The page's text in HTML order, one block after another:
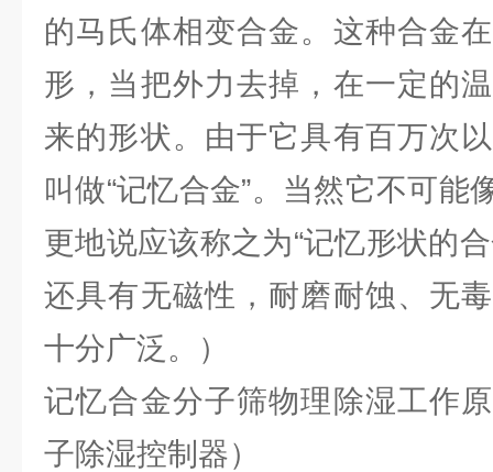
的马氏体相变合金。这种合金
形，当把外力去掉，在一定的
来的形状。由于它具有百万次
叫做“记忆合金”。当然它不可能
更地说应该称之为“记忆形状的
还具有无磁性，耐磨耐蚀、无
十分广泛。）
记忆合金分子筛物理除湿工作
子除湿控制器）